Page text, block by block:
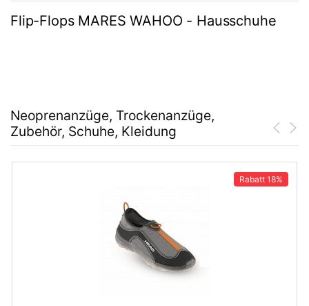
Flip-Flops MARES WAHOO - Hausschuhe
Neoprenanzüge, Trockenanzüge,
Zubehör, Schuhe, Kleidung
Rabatt 18%